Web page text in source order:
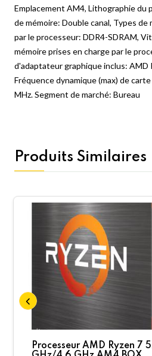
Emplacement AM4, Lithographie du
de mémoire: Double canal, Types de
par le processeur: DDR4-SDRAM,
mémoire prises en charge par le
d'adaptateur graphique inclus: AMD
Fréquence dynamique (max) de
MHz. Segment de marché: Bureau
Produits Similaires
Processeur AMD Ryzen 7